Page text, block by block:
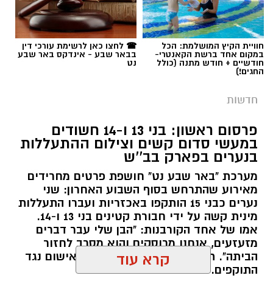
תגים:משטרה
קרדיט: משטרת ישראל
שוטרי המחוז הדרומי ולוחמי המשמר הלאומי של
מג"ב ממשיכים להנחית מכות על תשתיות
הפשיעה בנגב, עם שתי תפיסות משמעותיות
חוויית הקיץ המושלמת: הכל
במקום אחד ברשת הקאנטרי-
חודשיים + חודש מתנה (כולל
החגים!)
☎ לחצו כאן לרשימת עורכי דין
בבאר שבע - אינדקס באר שבע
נט
חדשות
פרסום ראשון: בני 13 ו-14 חשודים
במעשי סדום קשים וצילום ההתעללות
בנערים בפארק בב''ש
מערכת "באר שבע נט" חושפת פרטים מחרידים
מאירוע שהתרחש בסוף השבוע האחרון: שני
נערים כבני 15 הותקפו באכזריות ועברו התעללות
מינית קשה על ידי חבורת קטינים בני 13 ו-14.
אמו של אחד הקורבנות: "הבן שלי עבר דברים
מזעזעים, אנחנו מרוסקים והוא מסרב לחזור
הביתה". תוך ימים ספורים: צפוי כתב אישום נגד
התוקפים.
קרא עוד